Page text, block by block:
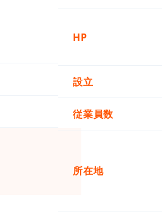
HP
設立
従業員数
所在地